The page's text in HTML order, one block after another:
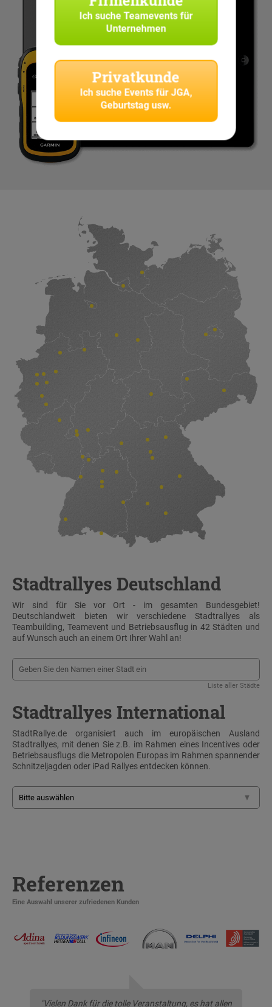
Stadtrallyes Deutschland
Wir sind für Sie vor Ort - im gesamten Bundesgebiet!
Deutschlandweit bieten wir verschiedene Stadtrallyes als
Teambuilding, Teamevent und Betriebsausflug in 42 Städten und
auf Wunsch auch an einem Ort Ihrer Wahl an!
Liste aller Städte
Stadtrallyes International
StadtRallye.de organisiert auch im europäischen Ausland
Stadtrallyes, mit denen Sie z.B. im Rahmen eines Incentives oder
Betriebsausflugs die Metropolen Europas im Rahmen spannender
Schnitzeljagden oder iPad Rallyes entdecken können.
Referenzen
Eine Auswahl unserer zufriedenen Kunden
"Vielen Dank für die tolle Veranstaltung, es hat allen
Ich sucheTeamevents für
Unternehmen
Privatkunde
Ich suche Events für JGA,
Geburtstag usw.